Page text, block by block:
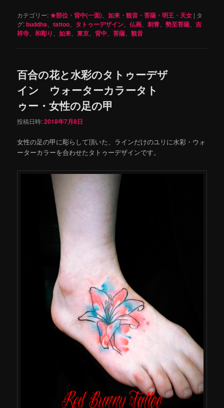
カテゴリー:★部位・背中(一面) 、如来・観音・菩薩・明王・天女 | タ
グ:buddha 、tattoo タトゥーデザイン 、仏画 、刺青 、勢至菩薩 、吉
祥寺 、和彫り 、如来 、東京 、背中 、菩薩 、観音
百合の花と水彩のタトゥーデザ
イン ウォーターカラータト
ゥー・女性の足の甲
投稿日時:2018年7月8日
女性の足の甲に彫らして頂いた、ラインだけのユリに水彩・ウォ
ーターカラーを合わせたタトゥーデザインです。